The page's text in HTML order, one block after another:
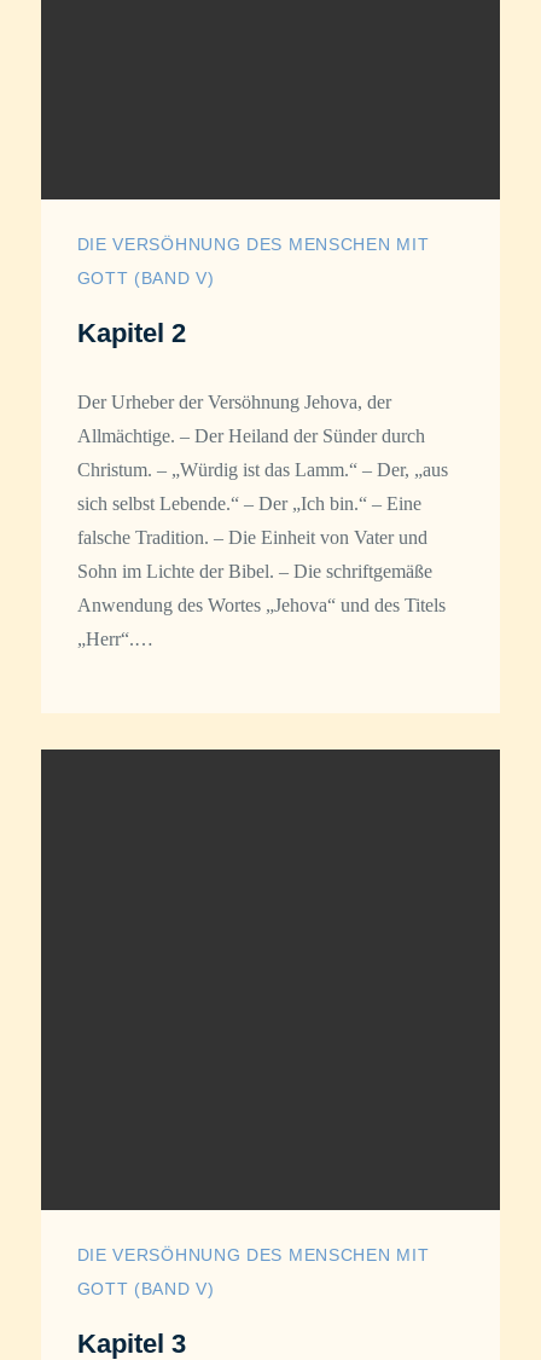
DIE VERSÖHNUNG DES MENSCHEN MIT
GOTT (BAND V)
Kapitel 2
Der Urheber der Versöhnung Jehova, der
Allmächtige. – Der Heiland der Sünder durch
Christum. – „Würdig ist das Lamm.“ – Der, „aus
sich selbst Lebende.“ – Der „Ich bin.“ – Eine
falsche Tradition. – Die Einheit von Vater und
Sohn im Lichte der Bibel. – Die schriftgemäße
Anwendung des Wortes „Jehova“ und des Titels
„Herr“.…
DIE VERSÖHNUNG DES MENSCHEN MIT
GOTT (BAND V)
Kapitel 3